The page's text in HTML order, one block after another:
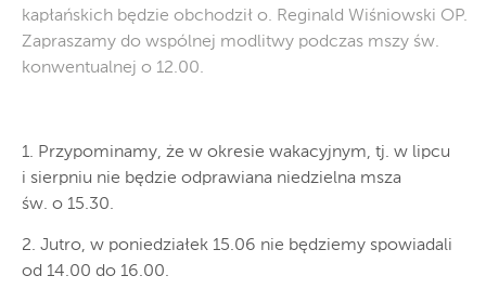
kapłańskich będzie obchodził o. Reginald Wiśniowski OP.
Zapraszamy do wspólnej modlitwy podczas mszy św.
konwentualnej o 12.00.
1. Przypominamy, że w okresie wakacyjnym, tj. w lipcu
i sierpniu nie będzie odprawiana niedzielna msza
św. o 15.30.
2. Jutro, w poniedziałek 15.06 nie będziemy spowiadali
od 14.00 do 16.00.